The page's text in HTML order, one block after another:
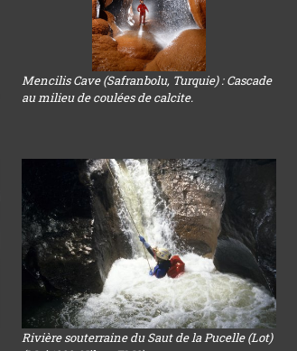
Mencilis Cave (Safranbolu, Turquie) : Cascade
au milieu de coulées de calcite.
Rivière souterraine du Saut de la Pucelle (Lot)